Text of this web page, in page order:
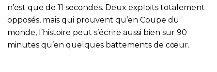
n’est que de 11 secondes. Deux exploits totalement
opposés, mais qui prouvent qu’en Coupe du
monde, l’histoire peut s’écrire aussi bien sur 90
minutes qu’en quelques battements de cœur.